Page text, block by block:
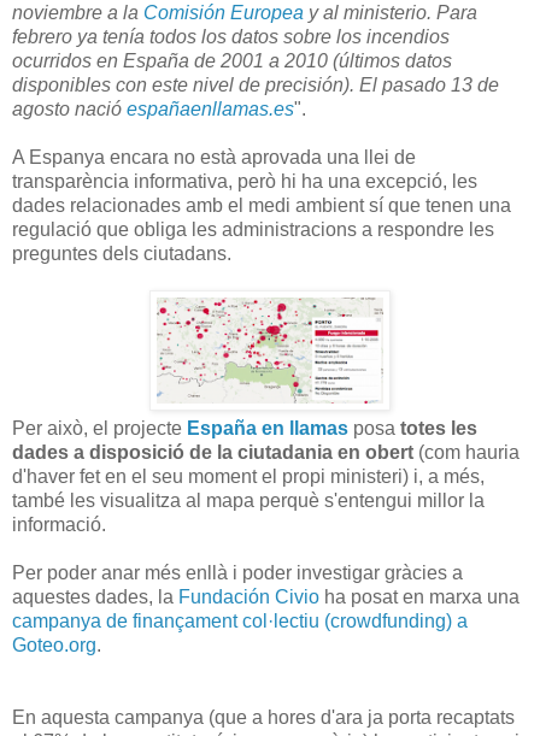
noviembre a la Comisión Europea y al ministerio. Para
febrero ya tenía todos los datos sobre los incendios
ocurridos en España de 2001 a 2010 (últimos datos
disponibles con este nivel de precisión). El pasado 13 de
agosto nació españaenllamas.es".
A Espanya encara no està aprovada una llei de
transparència informativa, però hi ha una excepció, les
dades relacionades amb el medi ambient sí que tenen una
regulació que obliga les administracions a respondre les
preguntes dels ciutadans.
Per això, el projecte España en llamas posa totes les
dades a disposició de la ciutadania en obert (com hauria
d'haver fet en el seu moment el propi ministeri) i, a més,
també les visualitza al mapa perquè s'entengui millor la
informació.
Per poder anar més enllà i poder investigar gràcies a
aquestes dades, la Fundación Civio ha posat en marxa una
campanya de finançament col·lectiu (crowdfunding) a
Goteo.org.
En aquesta campanya (que a hores d'ara ja porta recaptats